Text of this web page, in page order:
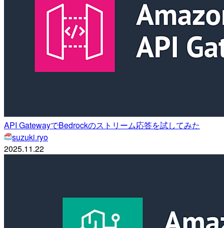
API GatewayでBedrockのストリーム応答を試してみた
suzuki.ryo
2025.11.22